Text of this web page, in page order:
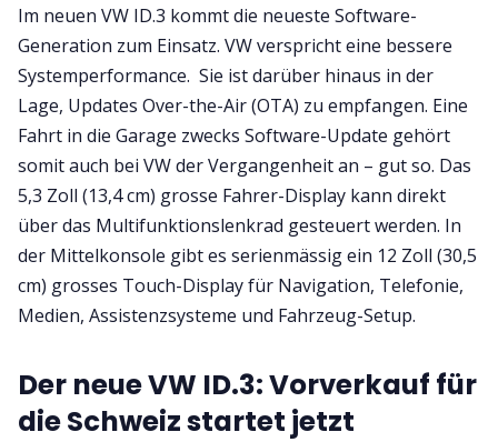
Im neuen VW ID.3 kommt die neueste Software-
Generation zum Einsatz. VW verspricht eine bessere
Systemperformance. Sie ist darüber hinaus in der
Lage, Updates Over-the-Air (OTA) zu empfangen. Eine
Fahrt in die Garage zwecks Software-Update gehört
somit auch bei VW der Vergangenheit an – gut so. Das
5,3 Zoll (13,4 cm) grosse Fahrer-Display kann direkt
über das Multifunktionslenkrad gesteuert werden. In
der Mittelkonsole gibt es serienmässig ein 12 Zoll (30,5
cm) grosses Touch-Display für Navigation, Telefonie,
Medien, Assistenzsysteme und Fahrzeug-Setup.
Der neue VW ID.3: Vorverkauf für
die Schweiz startet jetzt